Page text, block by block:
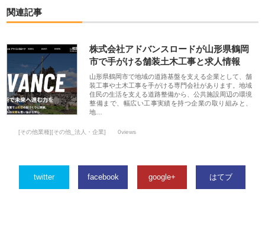
関連記事
株式会社アドバンスロードが山形県鶴岡
市で手がける舗装土木工事と求人情報
山形県鶴岡市で地域の道路基盤を支える企業として、舗
装工事や土木工事を手がける専門会社があります。地域
住民の生活を支える道路整備から、公共施設周辺の環境
整備まで、幅広い工事実績を持つ企業の取り組みと、
地…
[その他業種][その他_法人・企業] 0views
twitter facebook google+ はてブ